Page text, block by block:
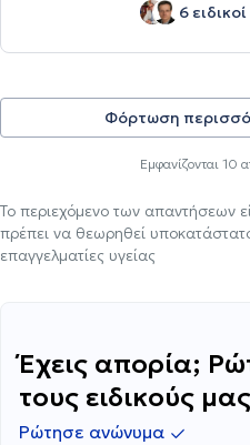
6
Φόρτωση
Εμφανίζονται 10
Το περιεχόμενο των απαντήσεων
πρέπει να θεωρηθεί
επαγγελματίες υγείας
Έχεις απορία;
τους ειδικούς μας
Ρώτησε ανώνυμα